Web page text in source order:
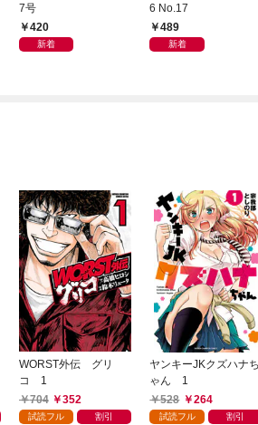
7号
420
新着
6 No.17
489
新着
WORST外伝 グリ
コ 1
704
352
試読フル 割引
ヤンキーJKクズハナち
ゃん 1
528
264
試読フル 割引